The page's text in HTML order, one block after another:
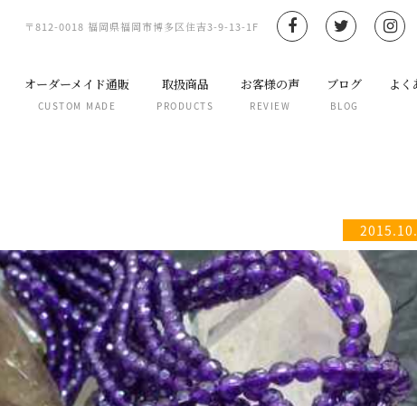
wp-content/themes/aoi/functions.php on line699
〒812-0018 福岡県福岡市博多区住吉3-9-13-1F
オーダーメイド通販
CUSTOM MADE
取扱商品
PRODUCTS
お客様の声
REVIEW
ブログ
BLOG
よく